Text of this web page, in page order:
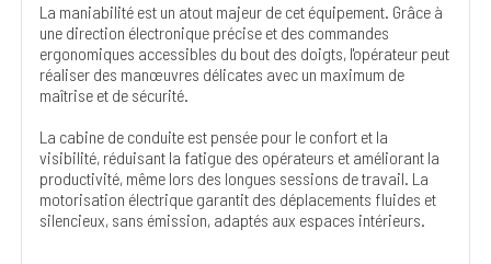
La maniabilité est un atout majeur de cet équipement. Grâce à
une direction électronique précise et des commandes
ergonomiques accessibles du bout des doigts, l'opérateur peut
réaliser des manœuvres délicates avec un maximum de
maîtrise et de sécurité.
La cabine de conduite est pensée pour le confort et la
visibilité, réduisant la fatigue des opérateurs et améliorant la
productivité, même lors des longues sessions de travail. La
motorisation électrique garantit des déplacements fluides et
silencieux, sans émission, adaptés aux espaces intérieurs.